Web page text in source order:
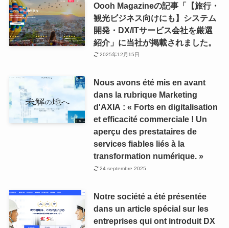
Oooh Magazineの記事「【旅行・
観光ビジネス向けにも】システム
開発・DX/ITサービス会社を厳選
紹介」に当社が掲載されました。
2025年12月15日
Nous avons été mis en avant
dans la rubrique Marketing
d'AXIA : « Forts en digitalisation
et efficacité commerciale ! Un
aperçu des prestataires de
services fiables liés à la
transformation numérique. »
24 septembre 2025
Notre société a été présentée
dans un article spécial sur les
entreprises qui ont introduit DX